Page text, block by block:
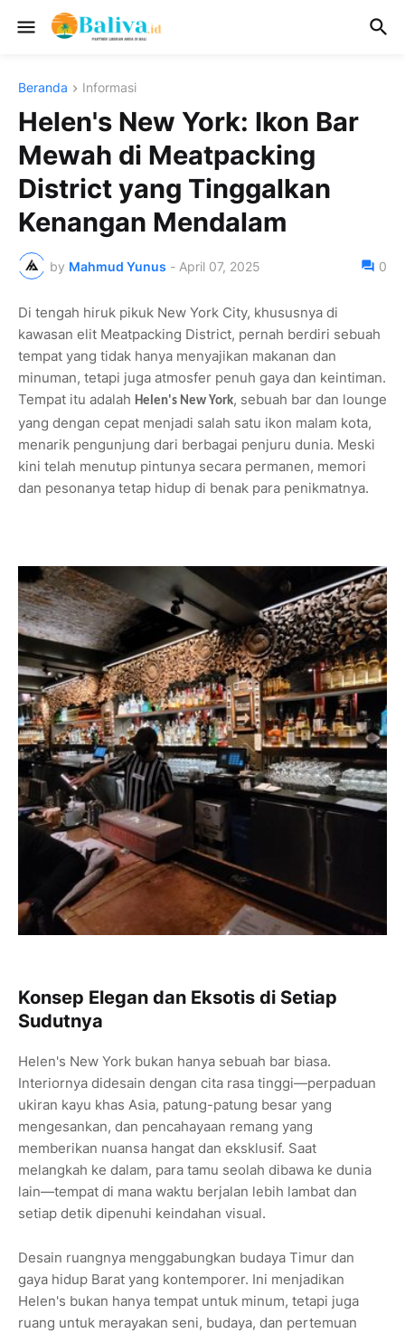
Beranda Informasi
Helen's New York: Ikon Bar
Mewah di Meatpacking
District yang Tinggalkan
Kenangan Mendalam
by Mahmud Yunus - April 07, 2025 0
Di tengah hiruk pikuk New York City, khususnya di
kawasan elit Meatpacking District, pernah berdiri sebuah
tempat yang tidak hanya menyajikan makanan dan
minuman, tetapi juga atmosfer penuh gaya dan keintiman.
Tempat itu adalah Helen's New York, sebuah bar dan lounge
yang dengan cepat menjadi salah satu ikon malam kota,
menarik pengunjung dari berbagai penjuru dunia. Meski
kini telah menutup pintunya secara permanen, memori
dan pesonanya tetap hidup di benak para penikmatnya.
Konsep Elegan dan Eksotis di Setiap
Sudutnya
Helen's New York bukan hanya sebuah bar biasa.
Interiornya didesain dengan cita rasa tinggi—perpaduan
ukiran kayu khas Asia, patung-patung besar yang
mengesankan, dan pencahayaan remang yang
memberikan nuansa hangat dan eksklusif. Saat
melangkah ke dalam, para tamu seolah dibawa ke dunia
lain—tempat di mana waktu berjalan lebih lambat dan
setiap detik dipenuhi keindahan visual.
Desain ruangnya menggabungkan budaya Timur dan
gaya hidup Barat yang kontemporer. Ini menjadikan
Helen's bukan hanya tempat untuk minum, tetapi juga
ruang untuk merayakan seni, budaya, dan pertemuan